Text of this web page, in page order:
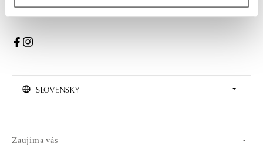
Súhlasím s odberom newslettera
SLOVENSKY
Zaujíma vás